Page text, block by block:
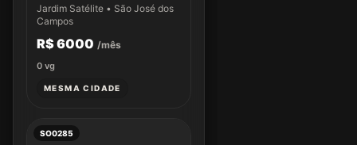
Jardim Satélite • São José dos
Campos
R$ 6000 /mês
0 vg
MESMA CIDADE
SO0285